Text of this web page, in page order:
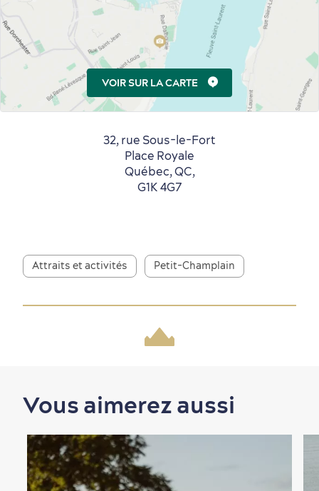
Saisons et climat
Culture animée
écoresponsable
32, rue Sous-le-Fort
Place Royale
Québec, QC,
G1K 4G7
VOIR SUR LA CARTE
Attraits et activités Petit-Champlain
Vous aimerez aussi